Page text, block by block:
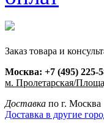
Заказ товара и
Москва: +7 (495) 225-
м. Пролетарская/
Доставка по г. Москва
Доставка в другие